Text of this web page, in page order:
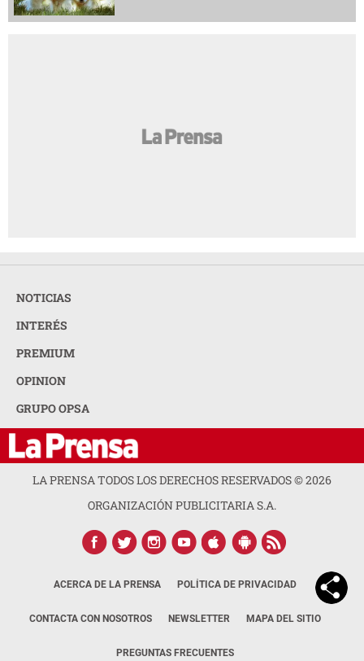
NOTICIAS
INTERÉS
PREMIUM
OPINION
GRUPO OPSA
LA PRENSA TODOS LOS DERECHOS RESERVADOS ©2026
ORGANIZACIÓN PUBLICITARIA S.A.
ACERCA DE LA PRENSA POLÍTICA DE PRIVACIDAD
CONTACTA CON NOSOTROS NEWSLETTER MAPA DEL SITIO
PREGUNTAS FRECUENTES